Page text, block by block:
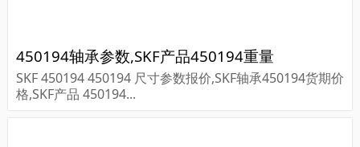
450194轴承参数,SKF产品450194重量
SKF 450194 450194 尺寸参数报价,SKF轴承450194货期价
格,SKF产品 450194...